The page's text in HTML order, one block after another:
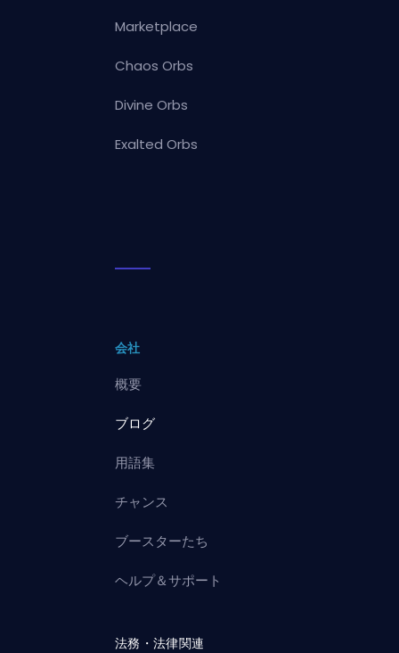
Marketplace
Chaos Orbs
Divine Orbs
Exalted Orbs
会社
概要
ブログ
用語集
チャンス
ブースターたち
ヘルプ＆サポート
法務・法律関連